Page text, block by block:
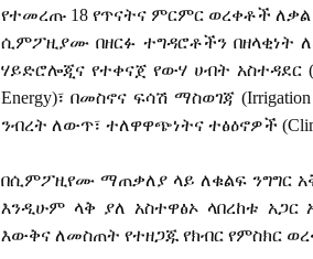
የተመረጡ 18 የጥናትና ምርምር ወረቀቶች ለቃል
ሲምፖዚያሙ በዘርፉ ተግዳሮቶችን በዘላቂነት
ሃይድሮሎጂና የተቀናጀ የውሃ ሀብት አስተዳደር
Energy)፣ በመስኖና ፍሳሽ ማስወገጃ
ንብረት ለውጥ፣ ተለዋዋጭነትና ተፅዕኖዎች
በሲምፖዚየሙ ማጠቃለያ ላይ ለቁልፍ ንግግር
እንዲሁም ላቅ ያለ አስተዋፅኦ ላበረከቱ አጋር
እውቅና ለመስጠት የተዘጋጁ የክብር የምስክር